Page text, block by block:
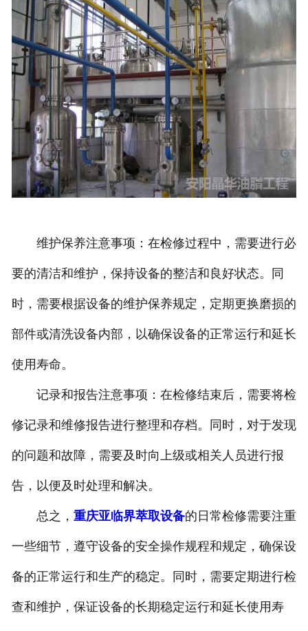
维护保养注意事项：在检修过程中，需要进行必
要的清洁和维护，保持设备的整洁和良好状态。同
时，需要根据设备的维护保养规定，定期更换磨损的
部件或清洗设备内部，以确保设备的正常运行和延长
使用寿命。
记录和报告注意事项：在检修结束后，需要将检
修记录和维修报告进行整理和存档。同时，对于发现
的问题和故障，需要及时向上级或相关人员进行报
告，以便及时处理和解决。
总之， 重庆亚临界萃取设备的日常检修需要注重
一些细节，遵守设备的安全操作规程和规定，确保设
备的正常运行和生产的稳定。同时，需要定期进行检
查和维护，保证设备的长期稳定运行和延长使用寿